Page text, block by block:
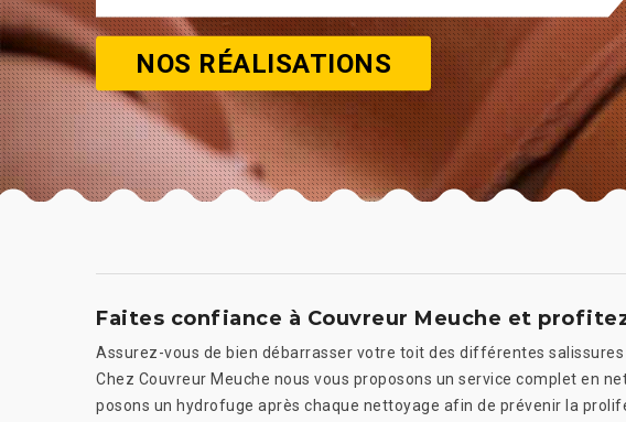
NOS RÉALISATIONS
Faites confiance à Couvreur Meuche et
Assurez-vous de bien débarrasser votre toit des différentes
Chez Couvreur Meuche nous vous proposons un service complet en
posons un hydrofuge après chaque nettoyage afin de prévenir la